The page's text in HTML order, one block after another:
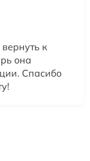
к
она
Спасибо